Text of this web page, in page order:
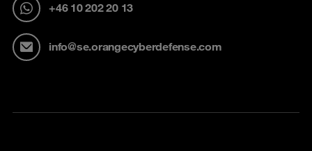
+46 10 202 20 13
info@se.orangecyberdefense.com